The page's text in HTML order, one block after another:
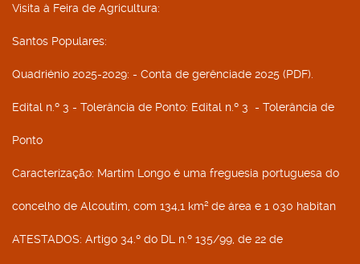
Visita à Feira de Agricultura:
Santos Populares:
Quadriénio 2025-2029: - Conta de gerênciade 2025 (PDF).
Edital n.º 3 - Tolerância de Ponto: Edital n.º 3 - Tolerância de
Ponto
Caracterização: Martim Longo é uma freguesia portuguesa do
concelho de Alcoutim, com 134,1 km² de área e 1 030 habitan
ATESTADOS: Artigo 34.º do DL n.º 135/99, de 22 de